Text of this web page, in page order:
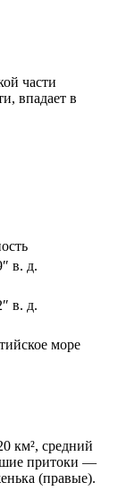
части
впадает в
в. д.
в. д.
море
км², средний
притоки —
(правые).